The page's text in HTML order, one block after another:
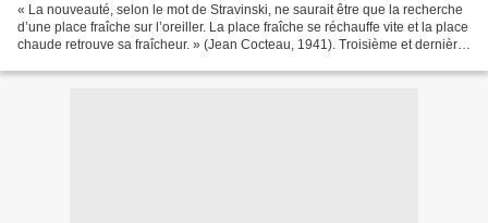
« La nouveauté, selon le mot de Stravinski, ne saurait être que la recherche
d’une place fraîche sur l’oreiller. La place fraîche se réchauffe vite et la place
chaude retrouve sa fraîcheur. » (Jean Cocteau, 1941). Troisième et dernière